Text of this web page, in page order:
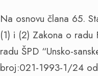
Na osnovu člana 65.
(1) i (2) Zakona o
radu ŠPD “Unsko-
broj:021-1993-1/24 od